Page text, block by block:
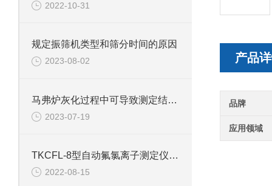
产品
品牌
应用领域
2022-10-31
规定振筛机类型和筛分时间的原因
2023-08-02
马弗炉灰化过程中可导致测定结果偏高的可能原因
2023-07-19
TKCFL-8型自动氟氯离子测定仪的技术参数
2022-08-15